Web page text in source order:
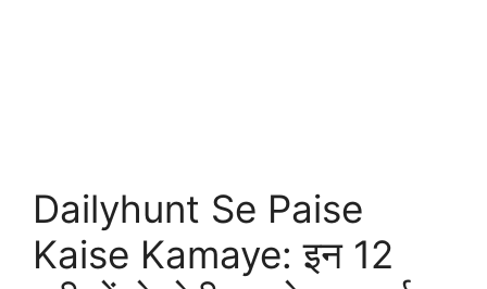
Dailyhunt Se Paise
Kaise Kamaye: इन 12